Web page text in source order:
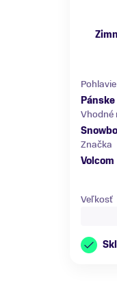
Pohlavie
Pánske
Vhodné
Značka
Volcom
Veľkosť